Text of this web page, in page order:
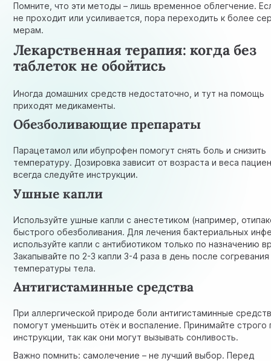
Помните, что эти методы – лишь временное облегчение.
не проходит или усиливается, пора переходить к более
мерам.
Лекарственная терапия: когда без
таблеток не обойтись
Иногда домашних средств недостаточно, и тут на помощь
приходят медикаменты.
Обезболивающие препараты
Парацетамол или ибупрофен помогут снять боль и снизить
температуру. Дозировка зависит от возраста и веса
всегда следуйте инструкции.
Ушные капли
Используйте ушные капли с анестетиком (например,
быстрого обезболивания. Для лечения бактериальных
используйте капли с антибиотиком только по назначению
Закапывайте по 2-3 капли 3-4 раза в день после
температуры тела.
Антигистаминные средства
При аллергической природе боли антигистаминные
помогут уменьшить отёк и воспаление. Принимайте строго
инструкции, так как они могут вызывать сонливость.
Важно помнить: самолечение – не лучший выбор. Перед